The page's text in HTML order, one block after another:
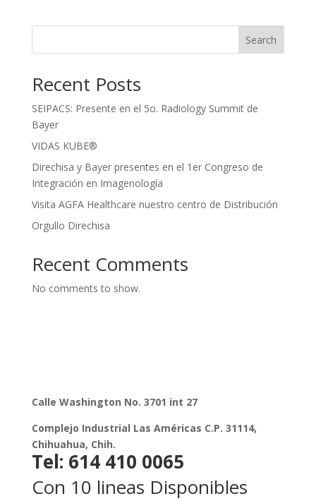
Search
Recent Posts
SEIPACS: Presente en el 5o. Radiology Summit de
Bayer
VIDAS KUBE®
Direchisa y Bayer presentes en el 1er Congreso de
Integración en Imagenología
Visita AGFA Healthcare nuestro centro de Distribución
Orgullo Direchisa
Recent Comments
No comments to show.
Calle Washington No. 3701 int 27
Complejo Industrial Las Américas C.P. 31114,
Chihuahua, Chih.
Tel: 614 410 0065
Con 10 lineas Disponibles